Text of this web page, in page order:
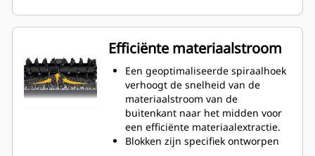
en 25 mm voor diverse
Efficiënte materiaalstroom
Een geoptimaliseerde spiraalhoek
verhoogt de snelheid van de
materiaalstroom van de
buitenkant naar het midden voor
een efficiënte materiaalextractie.
Blokken zijn specifiek ontworpen